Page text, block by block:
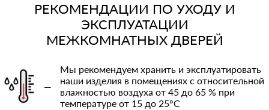
РЕКОМЕНДАЦИИ ПО УХОДУ И
ЭКСПЛУАТАЦИИ
МЕЖКОМНАТНЫХ ДВЕРЕЙ
—
Мы рекомендуем хранить и эксплуатировать
наши изделия в помещениях с относительной
влажностью воздуха от 45 до 65 % при
температуре от 15 до 25°C